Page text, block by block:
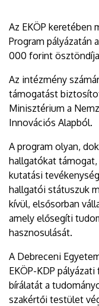
Az EKÖP
Program pályázatán
000 forint
Az intézmény
támogatást
Minisztérium a
Innovációs Alapból.
A program olyan,
hallgatókat
kutatási
hallgatói státuszuk
kívül, elsősorban
amely elősegíti
hasznosulását.
A Debreceni
EKÖP-KDP
bírálatát a
szakértői testület